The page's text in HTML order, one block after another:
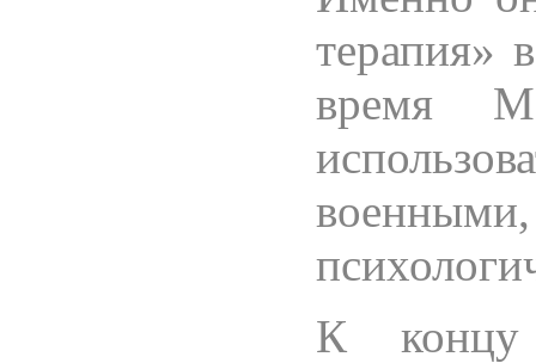
терапия»
время
К концу